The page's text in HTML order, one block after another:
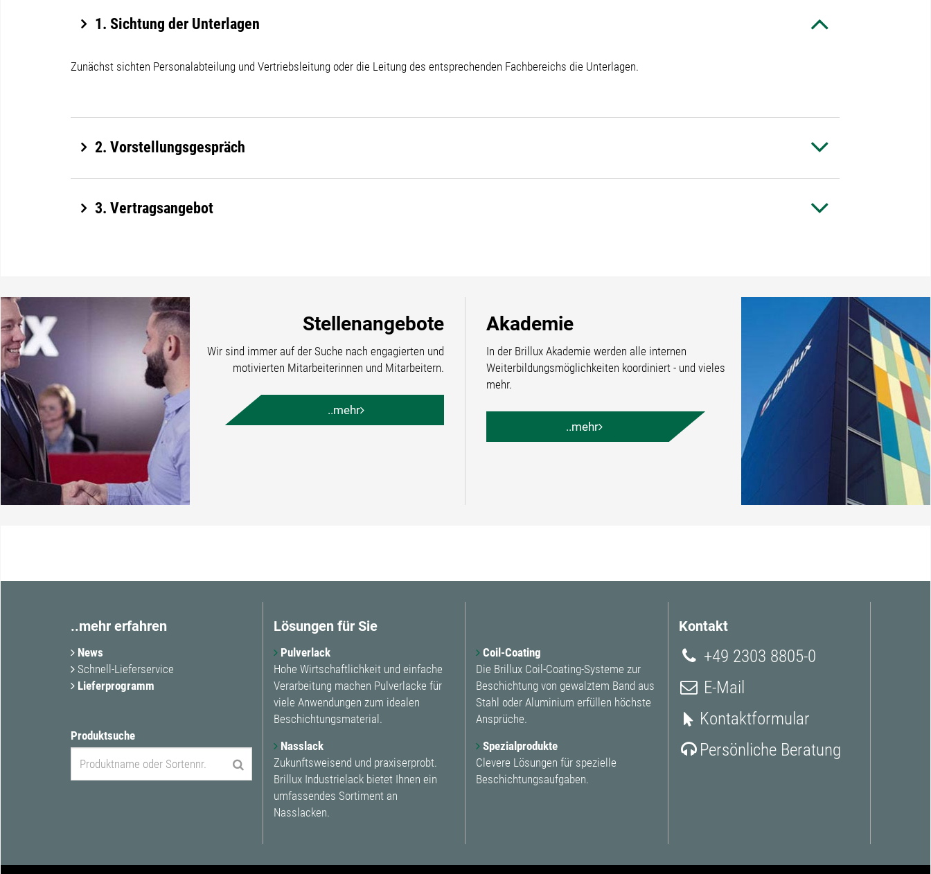
1. Sichtung der Unterlagen
Zunächst sichten Personalabteilung und Vertriebsleitung oder die Leitung des entsprechenden Fachbereichs die Unterlagen.
2. Vorstellungsgespräch
3. Vertragsangebot
Stellenangebote
Wir sind immer auf der Suche nach engagierten und
motivierten Mitarbeiterinnen und Mitarbeitern.
..mehr
Akademie
In der Brillux Akademie werden alle internen
Weiterbildungsmöglichkeiten koordiniert - und vieles
mehr.
..mehr
..mehr erfahren
News
Schnell-Lieferservice
Lieferprogramm
Produktsuche
Lösungen für Sie
Pulverlack
Hohe Wirtschaftlichkeit und einfache
Verarbeitung machen Pulverlacke für
viele Anwendungen zum idealen
Beschichtungsmaterial.
Nasslack
Zukunftsweisend und praxiserprobt.
Brillux Industrielack bietet Ihnen ein
umfassendes Sortiment an
Nasslacken.
Coil-Coating
Die Brillux Coil-Coating-Systeme zur
Beschichtung von gewalztem Band aus
Stahl oder Aluminium erfüllen höchste
Ansprüche.
Spezialprodukte
Clevere Lösungen für spezielle
Beschichtungsaufgaben.
Kontakt
+49 2303 8805-0
E-Mail
Kontaktformular
Persönliche Beratung